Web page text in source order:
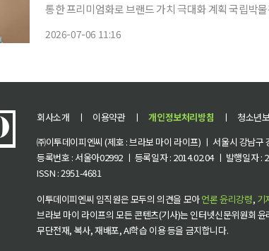
통한 프리미엄화로 브랜드 가치 극대화 계획 국립박물관문화재단은 전통문화 유산을 현대적
2026-07-06 11:16
회사소개 ㅣ 이용약관 ㅣ 개인정보처리방침 ㅣ 청소년
㈜이투데이피엔씨 (제호 : 브라보 마이 라이프) ㅣ 서울시 강남
등록번호 : 서울아02992 ㅣ 등록일자 : 2014.02.04 ㅣ 발행일자
ISSN : 2951-4681
이투데이피엔씨 임직원은 모두의 의견을 모아언론 윤리강령, 기
브라보 마이 라이프의 모든 콘텐츠(기사)는 인터넷신문위원회
무단전재, 복사, 재배포, AI학습 이용 등을 금지합니다.